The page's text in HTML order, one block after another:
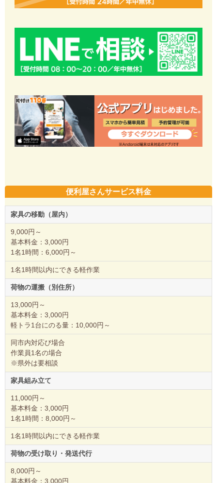
便利屋さんサービス料金
家具の移動（屋内）
9,000円～
基本料金：3,000円
1名1時間：6,000円～
1名1時間以内にできる軽作業
荷物の運搬（別住所）
13,000円～
基本料金：3,000円
軽トラ1台にのる量：10,000円～
同市内対応び場合
作業員1名の場合
※県外は要相談
家具組み立て
11,000円～
基本料金：3,000円
1名1時間：8,000円～
1名1時間以内にできる軽作業
荷物の受け取り・発送代行
8,000円～
基本料金：3,000円